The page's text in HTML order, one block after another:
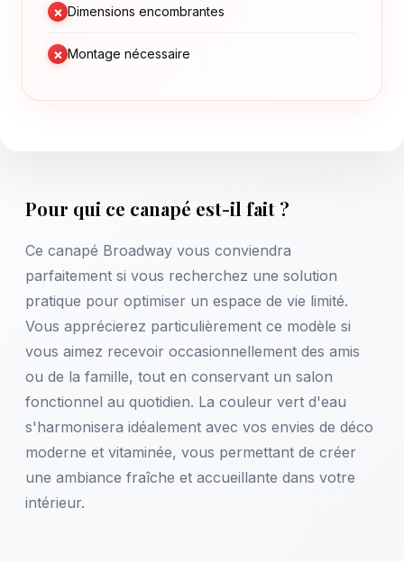
× Dimensions encombrantes
× Montage nécessaire
Pour qui ce canapé est-il fait ?
Ce canapé Broadway vous conviendra
parfaitement si vous recherchez une solution
pratique pour optimiser un espace de vie limité.
Vous apprécierez particulièrement ce modèle si
vous aimez recevoir occasionnellement des amis
ou de la famille, tout en conservant un salon
fonctionnel au quotidien. La couleur vert d'eau
s'harmonisera idéalement avec vos envies de déco
moderne et vitaminée, vous permettant de créer
une ambiance fraîche et accueillante dans votre
intérieur.